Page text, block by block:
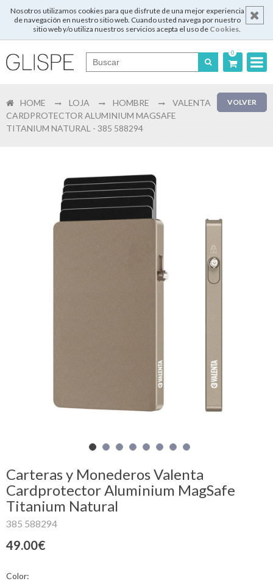
Nosotros utilizamos cookies para que disfrute de una mejor experiencia
de navegación en nuestro sitio web. Cuando usted navega por nuestro
sitio web y/o utiliza nuestros servicios acepta el uso de Cookies.
0
English
Español
Login
Outlet
Facebook
VOLVER
HOME LOJA HOMBRE
VALENTA
CARDPROTECTOR ALUMINIUM MAGSAFE
TITANIUM NATURAL - 385 588294
Carteras y Monederos Valenta
Cardprotector Aluminium MagSafe
Titanium Natural
385 588294
49.00€
Color: